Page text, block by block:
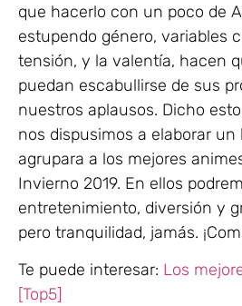
que hacerlo con un poco de
estupendo género, variables
tensión, y la valentía, hacen
puedan escabullirse de sus
nuestros aplausos. Dicho
nos dispusimos a elaborar un
agrupara a los mejores
Invierno 2019. En ellos
entretenimiento, diversión y
pero tranquilidad, jamás.
Te puede interesar: Los
[Top5]